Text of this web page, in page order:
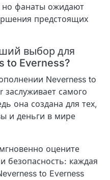
но фанаты ожидают
предстоящих
выбор для
to Everness?
Neverness to
самого
она создана для тех,
и деньги в мире
оцените
безопасность: каждая
to Everness